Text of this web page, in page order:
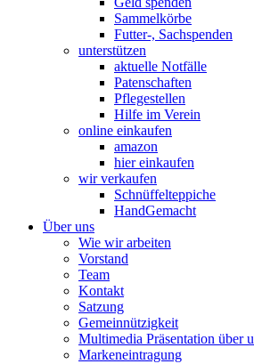
Sammelkörbe
Futter-, Sachspenden
unterstützen
aktuelle Notfälle
Patenschaften
Pflegestellen
Hilfe im Verein
online einkaufen
amazon
hier einkaufen
wir verkaufen
Schnüffelteppiche
HandGemacht
Über uns
Wie wir arbeiten
Vorstand
Team
Kontakt
Satzung
Gemeinnützigkeit
Multimedia Präsentation über
Markeneintragung